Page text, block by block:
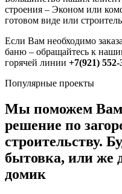
строения – Эконом или
готовом виде или
Если Вам необходимо
баню – обращайтесь к
горячей линии +7(921) 552-
Популярные проекты
Мы поможем Вам
решение по
строительству.
бытовка, или же
домик